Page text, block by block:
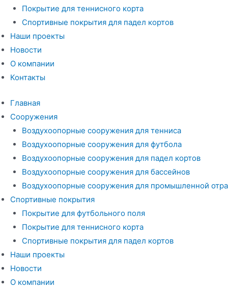
Покрытие для теннисного корта
Спортивные покрытия для падел кортов
Наши проекты
Новости
О компании
Контакты
Главная
Сооружения
Воздухоопорные сооружения для тенниса
Воздухоопорные сооружения для футбола
Воздухоопорные сооружения для падел кортов
Воздухоопорные сооружения для бассейнов
Воздухоопорные сооружения для промышленной
Спортивные покрытия
Покрытие для футбольного поля
Покрытие для теннисного корта
Спортивные покрытия для падел кортов
Наши проекты
Новости
О компании